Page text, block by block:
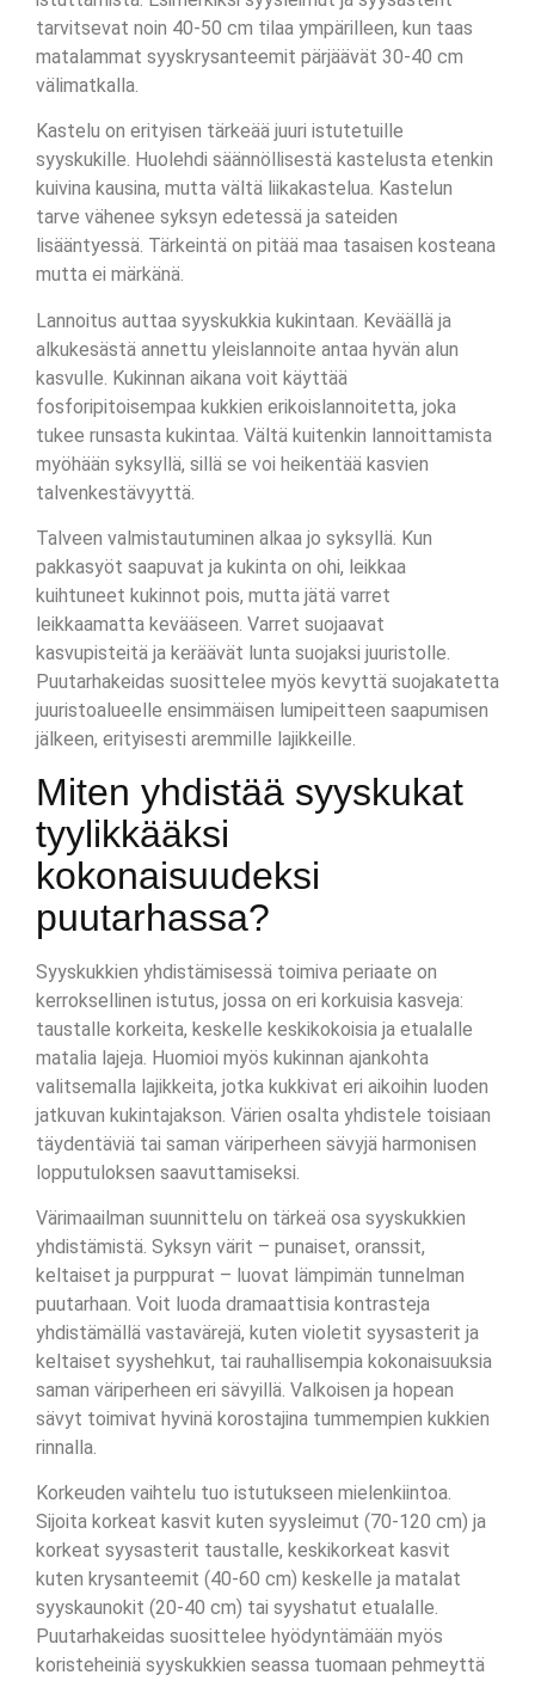
tarvitsevat noin 40-50 cm tilaa ympärilleen, kun taas
matalammat syyskrysanteemit pärjäävät 30-40 cm
välimatkalla.
Kastelu on erityisen tärkeää juuri istutetuille
syyskukille. Huolehdi säännöllisestä kastelusta etenkin
kuivina kausina, mutta vältä liikakastelua. Kastelun
tarve vähenee syksyn edetessä ja sateiden
lisääntyessä. Tärkeintä on pitää maa tasaisen kosteana
mutta ei märkänä.
Lannoitus auttaa syyskukkia kukintaan. Keväällä ja
alkukesästä annettu yleislannoite antaa hyvän alun
kasvulle. Kukinnan aikana voit käyttää
fosforipitoisempaa kukkien erikoislannoitetta, joka
tukee runsasta kukintaa. Vältä kuitenkin lannoittamista
myöhään syksyllä, sillä se voi heikentää kasvien
talvenkestävyyttä.
Talveen valmistautuminen alkaa jo syksyllä. Kun
pakkasyöt saapuvat ja kukinta on ohi, leikkaa
kuihtuneet kukinnot pois, mutta jätä varret
leikkaamatta kevääseen. Varret suojaavat
kasvupisteitä ja keräävät lunta suojaksi juuristolle.
Puutarhakeidas suosittelee myös kevyttä suojakatetta
juuristoalueelle ensimmäisen lumipeitteen saapumisen
jälkeen, erityisesti aremmille lajikkeille.
Miten yhdistää syyskukat
tyylikkääksi
kokonaisuudeksi
puutarhassa?
Syyskukkien yhdistämisessä toimiva periaate on
kerroksellinen istutus, jossa on eri korkuisia kasveja:
taustalle korkeita, keskelle keskikokoisia ja etualalle
matalia lajeja. Huomioi myös kukinnan ajankohta
valitsemalla lajikkeita, jotka kukkivat eri aikoihin luoden
jatkuvan kukintajakson. Värien osalta yhdistele toisiaan
täydentäviä tai saman väriperheen sävyjä harmonisen
lopputuloksen saavuttamiseksi.
Värimaailman suunnittelu on tärkeä osa syyskukkien
yhdistämistä. Syksyn värit – punaiset, oranssit,
keltaiset ja purppurat – luovat lämpimän tunnelman
puutarhaan. Voit luoda dramaattisia kontrasteja
yhdistämällä vastavärejä, kuten violetit syysasterit ja
keltaiset syyshehkut, tai rauhallisempia kokonaisuuksia
saman väriperheen eri sävyillä. Valkoisen ja hopean
sävyt toimivat hyvinä korostajina tummempien kukkien
rinnalla.
Korkeuden vaihtelu tuo istutukseen mielenkiintoa.
Sijoita korkeat kasvit kuten syysleimut (70-120 cm) ja
korkeat syysasterit taustalle, keskikorkeat kasvit
kuten krysanteemit (40-60 cm) keskelle ja matalat
syyskaunokit (20-40 cm) tai syyshatut etualalle.
Puutarhakeidas suosittelee hyödyntämään myös
koristeheiniä syyskukkien seassa tuomaan pehmeyttä